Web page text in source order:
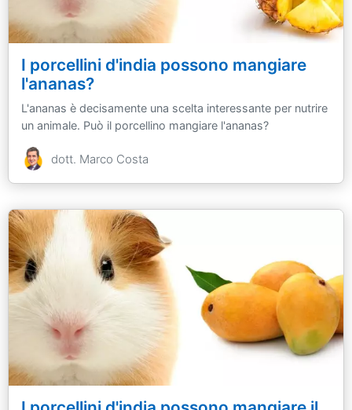
I porcellini d'india possono mangiare
l'ananas?
L'ananas è decisamente una scelta interessante per nutrire
un animale. Può il porcellino mangiare l'ananas?
dott. Marco Costa